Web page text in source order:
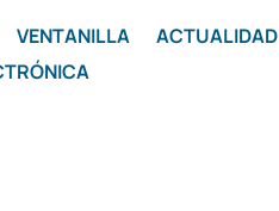
VENTANILLA ACTUALIDAD